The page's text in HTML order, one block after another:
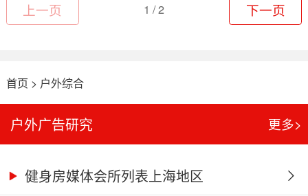
上一页 1 / 2 下一页
首页 > 户外综合
户外广告研究 更多>
健身房媒体会所列表上海地区